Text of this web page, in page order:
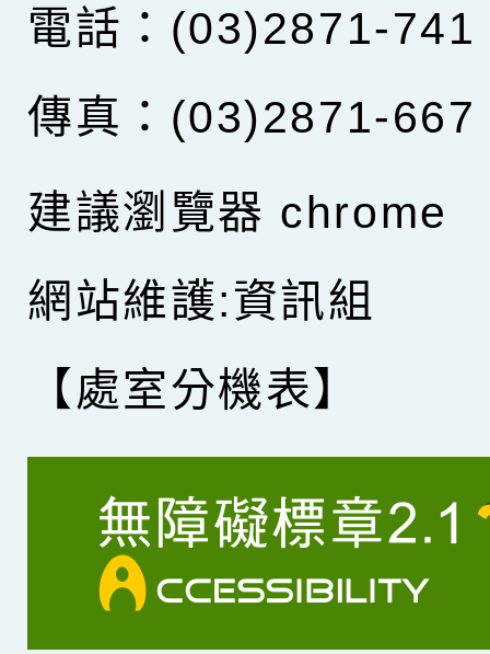
電話：(03)2871-741
傳真：(03)2871-667
建議瀏覽器 chrome
網站維護:資訊組
【處室分機表】